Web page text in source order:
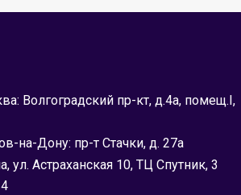
Волгоградский пр-кт, д.4а, помещ.I,
на-Дону: пр-т Стачки, д. 27а
ул. Астраханская 10, ТЦ Спутник, 3